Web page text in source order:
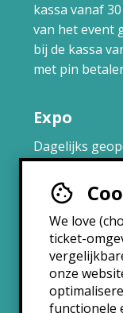
We love
ticket-
onze
functionele
kassa vanaf
van het event
bij de kassa
met pin
Expo
Dagelijks
uur.
Brasserie
Maandag:
Dinsdag:
Woensdag:
Donderdag: